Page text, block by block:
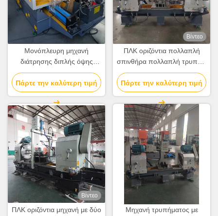
Μονόπλευρη μηχανή
διάτρησης διπλής όψης
πολλαπλών οπών χωρίς
κεφαλή διάτρησης
Πάρτε την καλύτερη τιμή
Βίντεο
ΠΛΚ οριζόντια πολλαπλή
σπινθήρα πολλαπλή τρυπάνι
για βαλβίδα
Πάρτε την καλύτερη τιμή
Βίντεο
ΠΛΚ οριζόντια μηχανή με δύο
Μηχανή τρυπήματος με